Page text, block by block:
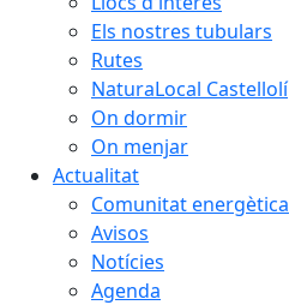
Els nostres tubulars
Rutes
NaturaLocal Castellolí
On dormir
On menjar
Actualitat
Comunitat energètica
Avisos
Notícies
Agenda